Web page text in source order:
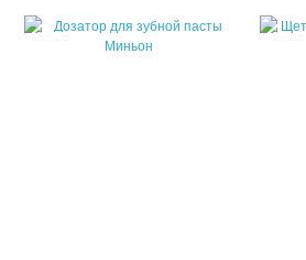
ДЕРЖАТЕЛИ ДЛЯ ТЕЛЕФОНОВ
SALE SALE